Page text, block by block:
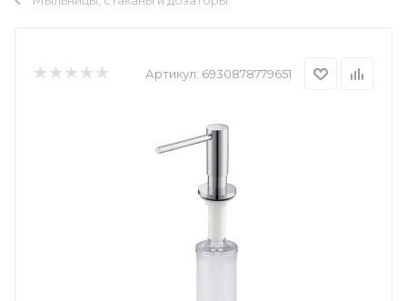
Артикул: 6930878779651